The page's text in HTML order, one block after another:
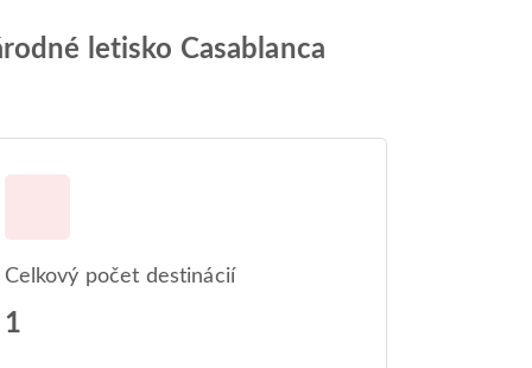
letisko Casablanca
Celkový počet destinácií
1